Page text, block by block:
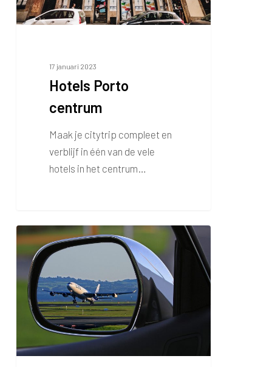
17 januari 2023
Hotels Porto
centrum
Maak je citytrip compleet en
verblijf in één van de vele
hotels in het centrum…
Autoverhuur
Porto
Airport